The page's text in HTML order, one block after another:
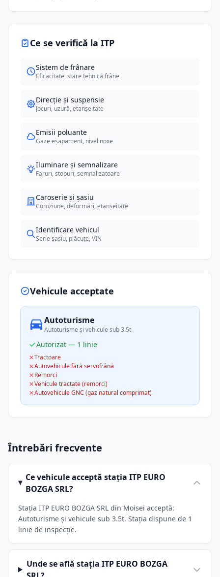
Ce se verifică la ITP
Sistem de frânare
Eficacitate, stare tehnică frâne
Direcție și suspensie
Jocuri, uzură, etanșeitate
Emisii poluante
Gaze eșapament, nivel noxe
Iluminare și semnalizare
Faruri, stopuri, semnalizatoare
Caroserie și șasiu
Coroziune, deformări, etanșeitate
Identificare vehicul
Serie șasiu, plăcuțe, VIN
Vehicule acceptate
Autoturisme
Autoturisme și vehicule sub 3.5t
Autorizat — 1 linie
Tractoare
Autovehicule fără servofrână
Remorci
Vehicule tractate (remorci)
Autovehicule GNC (gaz natural comprimat)
Întrebări frecvente
Ce vehicule acceptă stația ITP EURO
BOZGA SRL?
Stația ITP EURO BOZGA SRL din Moisei acceptă:
Autoturisme și vehicule sub 3.5t. Stația dispune de 1
linie de inspecție.
Unde se află stația ITP EURO BOZGA